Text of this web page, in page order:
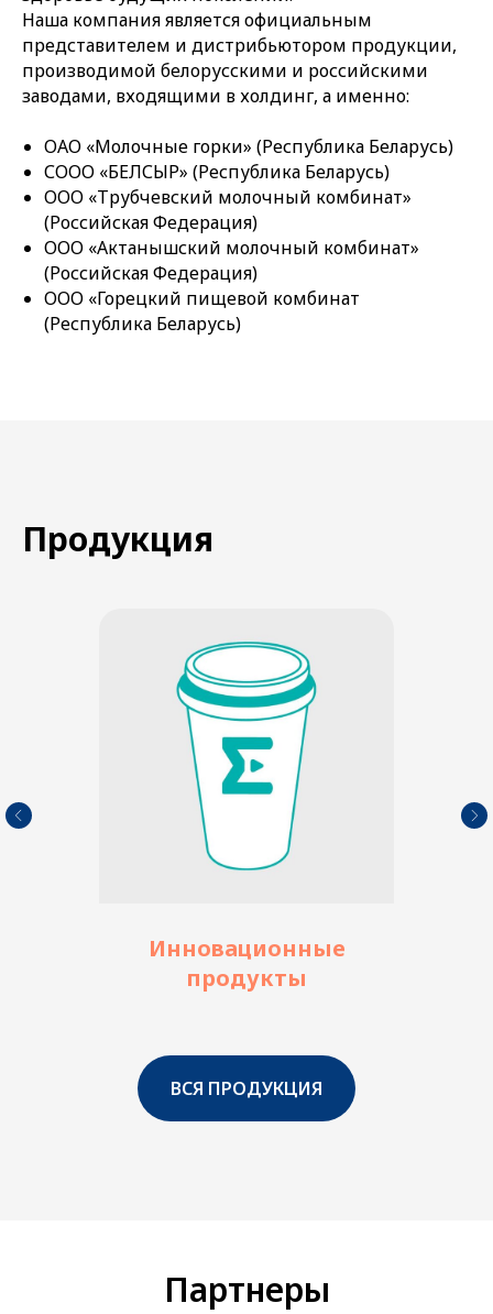
Наша компания является официальным
представителем и дистрибьютором продукции,
производимой белорусскими и российскими
заводами, входящими в холдинг, а именно:
ОАО «Молочные горки» (Республика Беларусь)
СООО «БЕЛСЫР» (Республика Беларусь)
ООО «Трубчевский молочный комбинат»
(Российская Федерация)
ООО «Актанышский молочный комбинат»
(Российская Федерация)
ООО «Горецкий пищевой комбинат
(Республика Беларусь)
Продукция
Инновационные
продукты
ВСЯ ПРОДУКЦИЯ
Партнеры